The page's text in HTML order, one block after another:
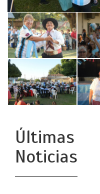
Últimas
Noticias